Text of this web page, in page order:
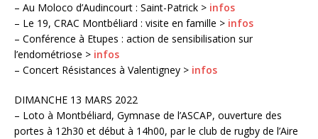
– Au Moloco d’Audincourt : Saint-Patrick > infos
– Le 19, CRAC Montbéliard : visite en famille > infos
– Conférence à Etupes : action de sensibilisation sur
l’endométriose > infos
– Concert Résistances à Valentigney > infos
DIMANCHE 13 MARS 2022
– Loto à Montbéliard, Gymnase de l’ASCAP, ouverture des
portes à 12h30 et début à 14h00, par le club de rugby de l’Aire